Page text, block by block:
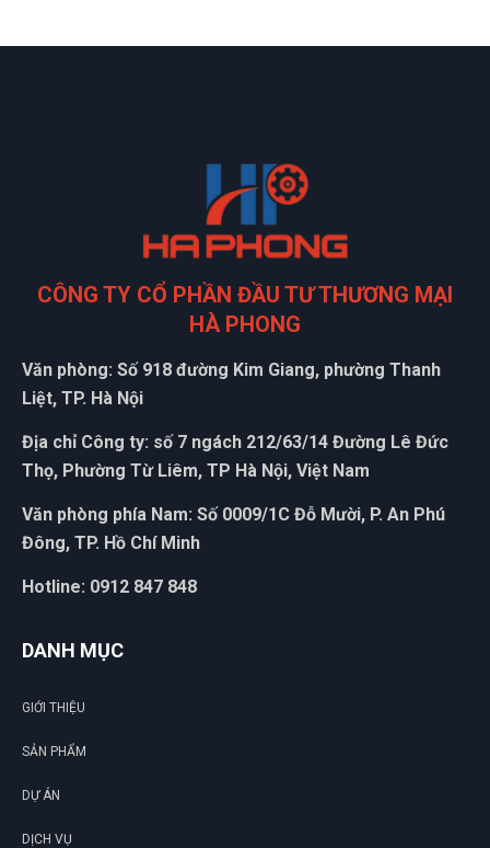
(Đánh giá 1 năm trước)
(Đánh giá 1 năm trước)
quá là chất lượng. 1000 saooooooo
PP
Phạm Hoàng Phúc
Giao hàng nhanh chóng, shiper vui tính
XA
Xuân An
Đi 5 shop xem chỉ thấy mỗi shop phân biệt hàng chuẩn
CÔNG TY CỔ PHẦN ĐẦU TƯ THƯƠNG MẠI
HÀ PHONG
Văn phòng: Số 918 đường Kim Giang, phường Thanh
Liệt, TP. Hà Nội
Địa chỉ Công ty: số 7 ngách 212/63/14 Đường Lê Đức
Thọ, Phường Từ Liêm, TP Hà Nội, Việt Nam
Văn phòng phía Nam: Số 0009/1C Đỗ Mười, P. An Phú
Đông, TP. Hồ Chí Minh
Hotline: 0912 847 848
DANH MỤC
GIỚI THIỆU
SẢN PHẨM
DỰ ÁN
DỊCH VỤ